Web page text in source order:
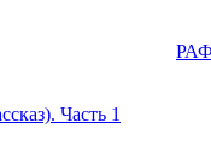
Часть 1